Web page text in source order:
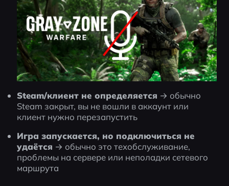
Steam/клиент не определяется → обычно
Steam закрыт, вы не вошли в аккаунт или
клиент нужно перезапустить
Игра запускается, но подключиться не
удаётся → обычно это техобслуживание,
проблемы на сервере или неполадки сетевого
маршрута